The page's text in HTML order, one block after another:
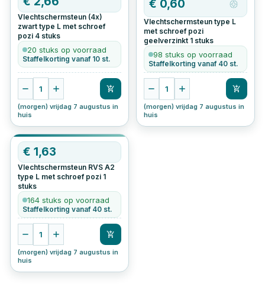
Vlechtschermsteun (4x)
zwart type L met schroef
pozi 4 stuks
20 stuks op voorraad
Staffelkorting vanaf 10 st.
1
(morgen) vrijdag 7 augustus in
huis
€ 0,60
Vlechtschermsteun type L
met schroef pozi
geelverzinkt 1 stuks
98 stuks op voorraad
Staffelkorting vanaf 40 st.
1
(morgen) vrijdag 7 augustus in
huis
€1,63
Vlechtschermsteun RVS A2
type L met schroef pozi 1
stuks
164 stuks op voorraad
Staffelkorting vanaf 40 st.
1
(morgen) vrijdag 7 augustus in
huis